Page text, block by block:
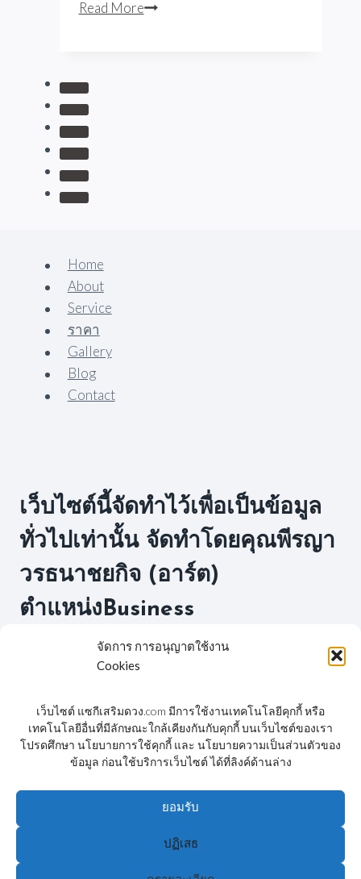
จัดการ การอนุญาตใช้งาน
Cookies
เว็บไซต์ แซกีเสริมดวง.com มีการใช้งานเทคโนโลยีคุกกี้ หรือ
เทคโนโลยีอื่นที่มีลักษณะใกล้เคียงกันกับคุกกี้ บนเว็บไซต์ของเรา
โปรดศึกษา นโยบายการใช้คุกกี้ และ นโยบายความเป็นส่วนตัวของ
ข้อมูล ก่อนใช้บริการเว็บไซต์ ได้ที่ลิงค์ด้านล่าง
ยอมรับ
ปฏิเสธ
Read Moreสุสาน-
Home
About
Service
ราคา
Gallery
Blog
Contact
เว็บไซต์นี้จัดทำไว้เพื่อเป็นข้อมูล
ทั่วไปเท่านั้น จัดทำโดยคุณพีรญา
วรธนาชยกิจ (อาร์ต)
ตำแหน่งBusiness
Development Director –
B0013 โทร.083-1455365
FACEBOOK YOUTUBE
© 2026 แซกี ShengJi - WordPress Theme by